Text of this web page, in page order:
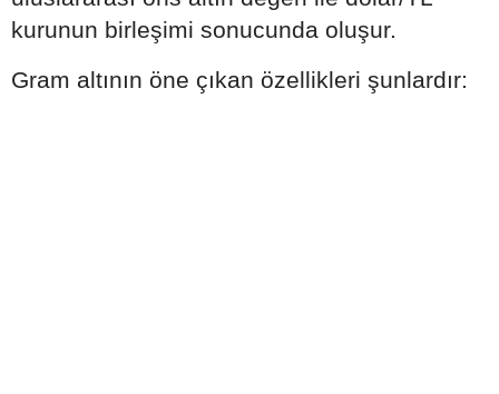
kurunun birleşimi sonucunda oluşur.
Gram altının öne çıkan özellikleri şunlardır: